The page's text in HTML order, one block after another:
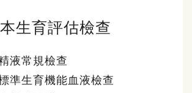
生育評估檢查
液常規檢查
準生育機能血液檢查